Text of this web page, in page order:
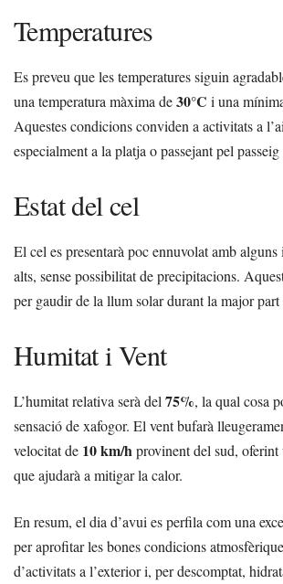
Temperatures
Es preveu que les temperatures siguin
una temperatura màxima de30°C i una
Aquestes condicions conviden a activitats a
especialment a la platja o passejant pel
Estat del cel
El cel es presentarà poc ennuvolat amb
alts, sense possibilitat de precipitacions.
per gaudir de la llum solar durant la major part
Humitat i Vent
L’humitat relativa serà del75%, la qual cosa
sensació de xafogor. El vent bufarà
velocitat de 10 km/hprovinent del sud, oferint
que ajudarà a mitigar la calor.
En resum, el dia d’avui es perfila com una
per aprofitar les bones condicions
d’activitats a l’exterior i, per descomptat,